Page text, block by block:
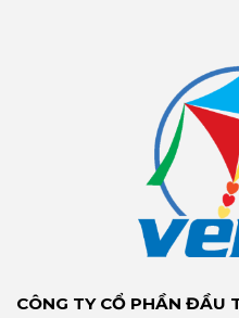
CÔNG TY CỔ PHẦN ĐẦU